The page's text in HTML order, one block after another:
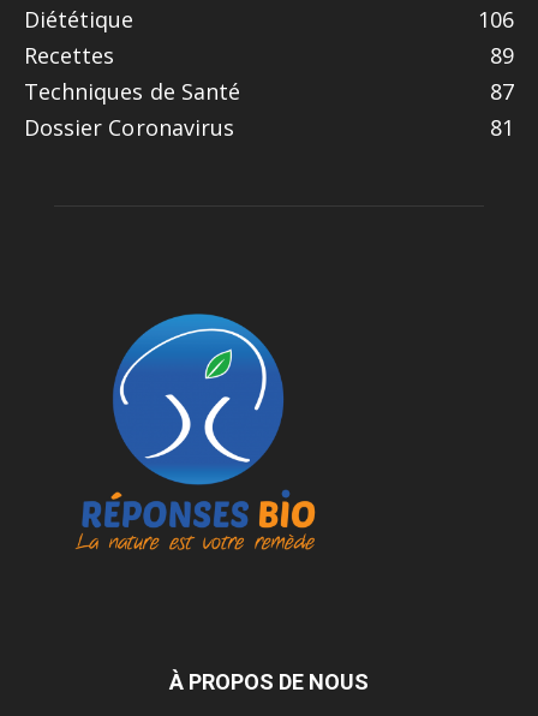
Diététique
106
Recettes
89
Techniques de Santé
87
Dossier Coronavirus
81
À PROPOS DE NOUS